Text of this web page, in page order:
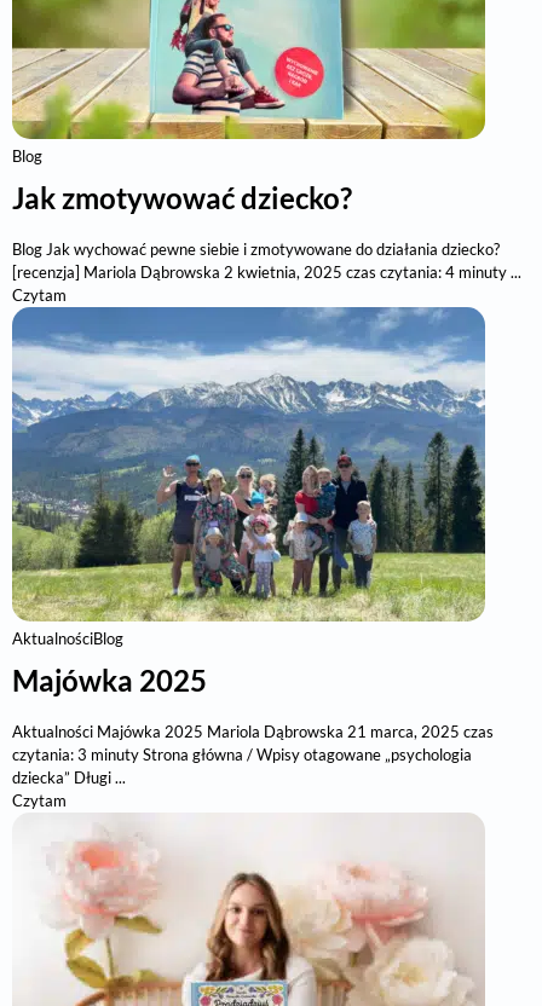
Blog
Jak zmotywować dziecko?
Blog Jak wychować pewne siebie i zmotywowane do działania dziecko?
[recenzja] Mariola Dąbrowska 2 kwietnia, 2025 czas czytania: 4 minuty ...
Czytam
AktualnościBlog
Majówka 2025
Aktualności Majówka 2025 Mariola Dąbrowska 21 marca, 2025 czas
czytania: 3 minuty Strona główna / Wpisy otagowane „psychologia
dziecka” Długi ...
Czytam